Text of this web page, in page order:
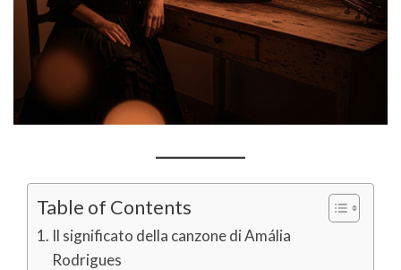
Table of Contents
Il significato della canzone di Amália
Rodrigues